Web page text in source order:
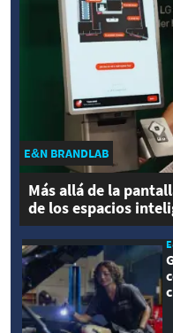
E&N BRANDLAB
Más allá de la
de los espacios